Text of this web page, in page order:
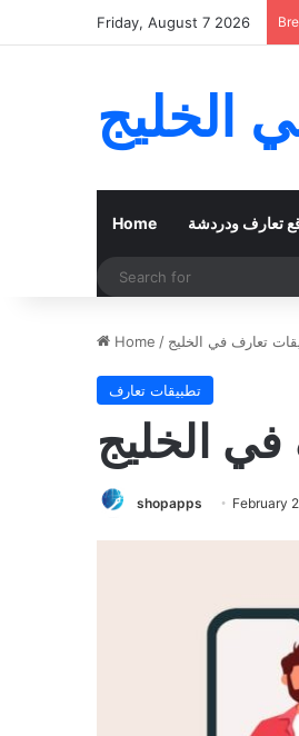
Friday, August 7 2026
الخليج
Home تعارف ودردشة
Home / تعارف في الخليج
تطبيقات تعارف
الخليج
shopapps February